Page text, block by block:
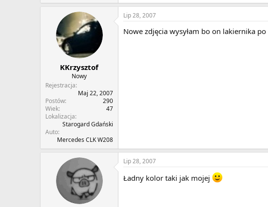
KKrzysztof
Nowy
Rejestracja
Maj 22, 2007
Postów
290
Wiek
47
Lokalizacja
Starogard Gdański
Auto
Mercedes CLK W208
Lip 28, 2007
Nowe zdjęcia wysyłam bo on lakiernika
Lip 28, 2007
Ładny kolor taki jak mojej